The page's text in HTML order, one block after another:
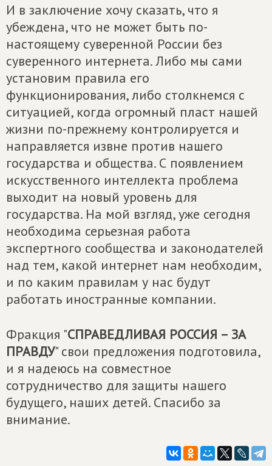
И в заключение хочу сказать, что я
убеждена, что не может быть по-
настоящему суверенной России без
суверенного интернета. Либо мы сами
установим правила его
функционирования, либо столкнемся с
ситуацией, когда огромный пласт нашей
жизни по-прежнему контролируется и
направляется извне против нашего
государства и общества. С появлением
искусственного интеллекта проблема
выходит на новый уровень для
государства. На мой взгляд, уже сегодня
необходима серьезная работа
экспертного сообщества и законодателей
над тем, какой интернет нам необходим,
и по каким правилам у нас будут
работать иностранные компании.
Фракция "СПРАВЕДЛИВАЯ РОССИЯ – ЗА
ПРАВДУ" свои предложения подготовила,
и я надеюсь на совместное
сотрудничество для защиты нашего
будущего, наших детей. Спасибо за
внимание.